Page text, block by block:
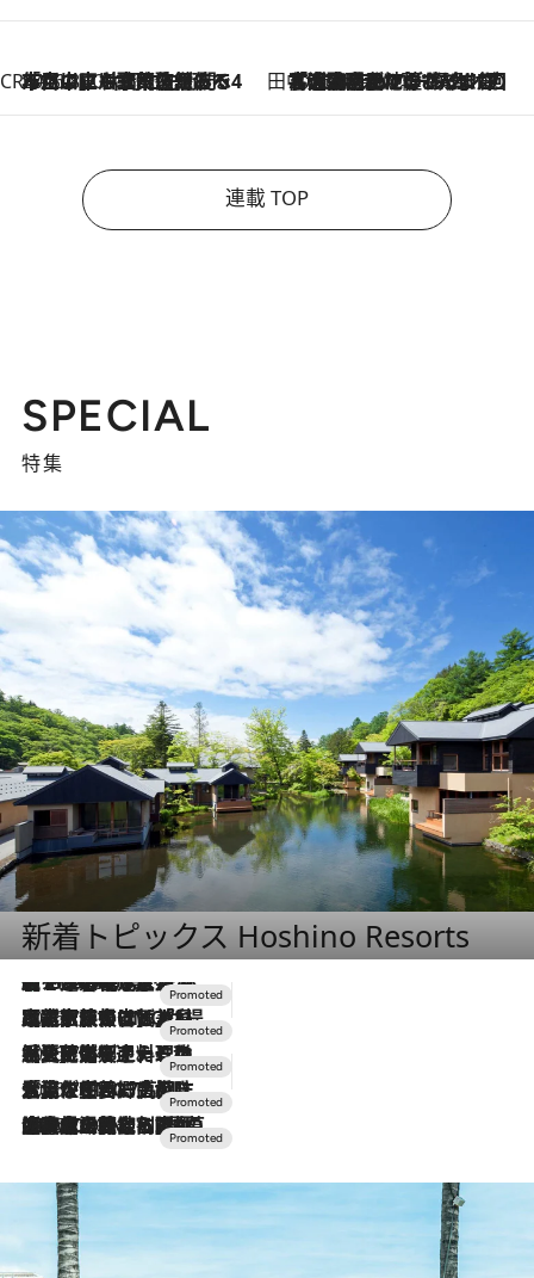
CREA'S CHOICE
2026.8.7
「立川にも歌舞伎があるんだよ」 片岡仁左衛門・市川中車ら豪華座組みで4年目の立川立飛歌舞伎へ 田中稲の勝手に再ブーム
2026.8.7
「湘南乃風に憧れて」観客大盛上がりの“タオル回し”に、ラッパー顔負けの高速歌唱まで…さだまさし（74）のアグレッシブすぎる現在地
連載 TOP
SPECIAL
特集
新着トピックス Hoshino Resorts
2026.8.7
【トンボの足水浴】ヒノキの香りに包まれて涼感マックス！約13℃の湧水かけ流しを避暑地「星野温泉 トンボの湯」で体験
2026.7.31
【ホテル帰省】という選択肢をOMOが提案。家族とほどよい距離を保つには「昼は実家、夜は気兼ねなくホテルで！」
2026.7.24
【夏限定ディナーコース】旬を迎える稚鮎や花ズッキーニなどをイタリア・トスカーナの郷土料理の手法で満喫！
2026.7.17
「土佐和ハーブかき氷」がOMO7高知に登場！生姜、山椒、大葉など目にも舌にも涼を呼ぶ郷土の味
2026.7.10
NEW OPEN！【界 草津】名湯の地に誕生。趣の異なる2種の温泉と上州ならではの会席・蕎麦割烹など美食を味わう究極の癒やし旅